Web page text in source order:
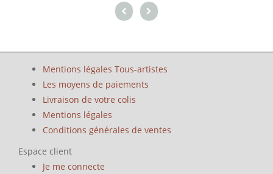
Mentions légales Tous-artistes
Les moyens de paiements
Livraison de votre colis
Mentions légales
Conditions générales de ventes
Espace client
Je me connecte